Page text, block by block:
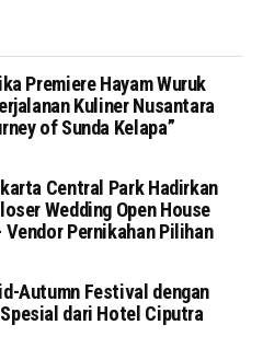
Premiere Hayam Wuruk
Kuliner Nusantara
of Sunda Kelapa”
Central Park Hadirkan
Wedding Open House
Vendor Pernikahan Pilihan
Autumn Festival dengan
dari Hotel Ciputra